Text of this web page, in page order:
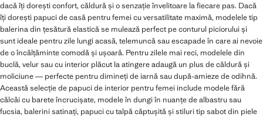
dacă îți dorești confort, căldură și o senzație învelitoare la fiecare pas. Dacă
îți dorești papuci de casă pentru femei cu versatilitate maximă, modelele tip
balerina din țesătură elastică se mulează perfect pe conturul piciorului și
sunt ideale pentru zile lungi acasă, telemuncă sau escapade în care ai nevoie
de o încălțăminte comodă și ușoară. Pentru zilele mai reci, modelele din
buclă, velur sau cu interior plăcut la atingere adaugă un plus de căldură și
moliciune — perfecte pentru dimineți de iarnă sau după-amieze de odihnă.
Această selecție de papuci de interior pentru femei include modele fără
călcâi cu barete încrucișate, modele în dungi în nuanțe de albastru sau
fucsia, balerini satinați, papuci cu talpă căptușită și stiluri tip sabot din piele